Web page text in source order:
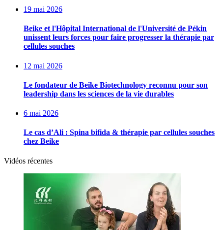
19 mai 2026
Beike et l'Hôpital International de l'Université de Pékin
unissent leurs forces pour faire progresser la thérapie par
cellules souches
12 mai 2026
Le fondateur de Beike Biotechnology reconnu pour son
leadership dans les sciences de la vie durables
6 mai 2026
Le cas d’Ali : Spina bifida & thérapie par cellules souches
chez Beike
Vidéos récentes